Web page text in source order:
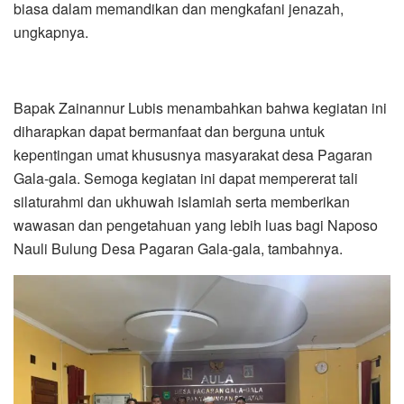
biasa dalam memandikan dan mengkafani jenazah,
ungkapnya.
Bapak Zainannur Lubis menambahkan bahwa kegiatan ini
diharapkan dapat bermanfaat dan berguna untuk
kepentingan umat khususnya masyarakat desa Pagaran
Gala-gala. Semoga kegiatan ini dapat mempererat tali
silaturahmi dan ukhuwah islamiah serta memberikan
wawasan dan pengetahuan yang lebih luas bagi Naposo
Nauli Bulung Desa Pagaran Gala-gala, tambahnya.